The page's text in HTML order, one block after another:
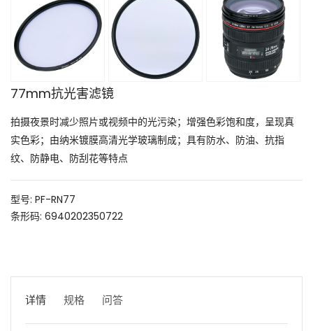
77mm抗光害滤镜
拍摄夜景时减少照片或视频中的光污染；增强色彩饱和度，呈现真
实色彩；由纳米镀膜高清光学玻璃制成；具有防水、防油、抗指
纹、防静电、防刮花等特点
型号: PF-RN77
条形码: 6940202350722
详情 规格 问答